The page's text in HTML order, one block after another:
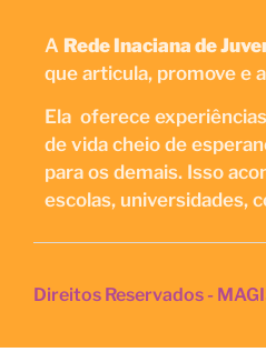
A Rede Inaciana de
que articula, promove e
Ela oferece
de vida cheio de
para os demais. Isso
escolas, universidades,
Direitos Reservados -